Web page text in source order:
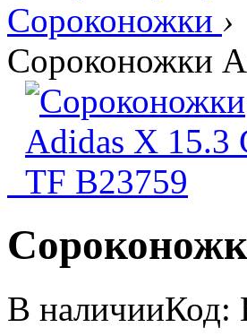
Сороконожки ›
Сороконожки
В наличииКод: